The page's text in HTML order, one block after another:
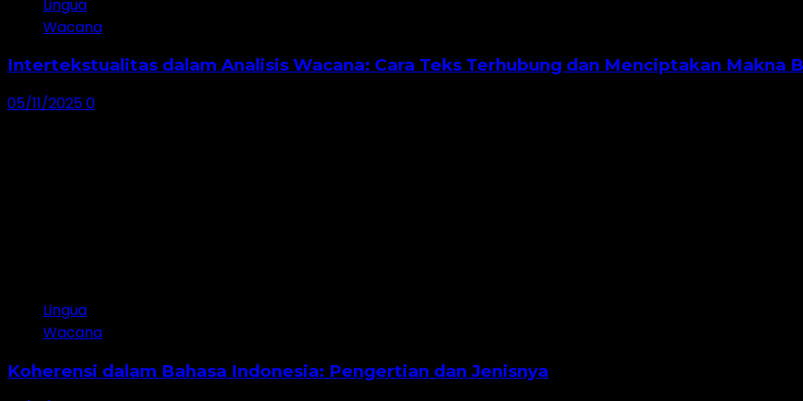
Lingua
Wacana
Intertekstualitas dalam Analisis Wacana: Cara Teks Terhubung dan Menciptakan Makna
05/11/20250
Lingua
Wacana
Koherensi dalam Bahasa Indonesia: Pengertian dan Jenisnya